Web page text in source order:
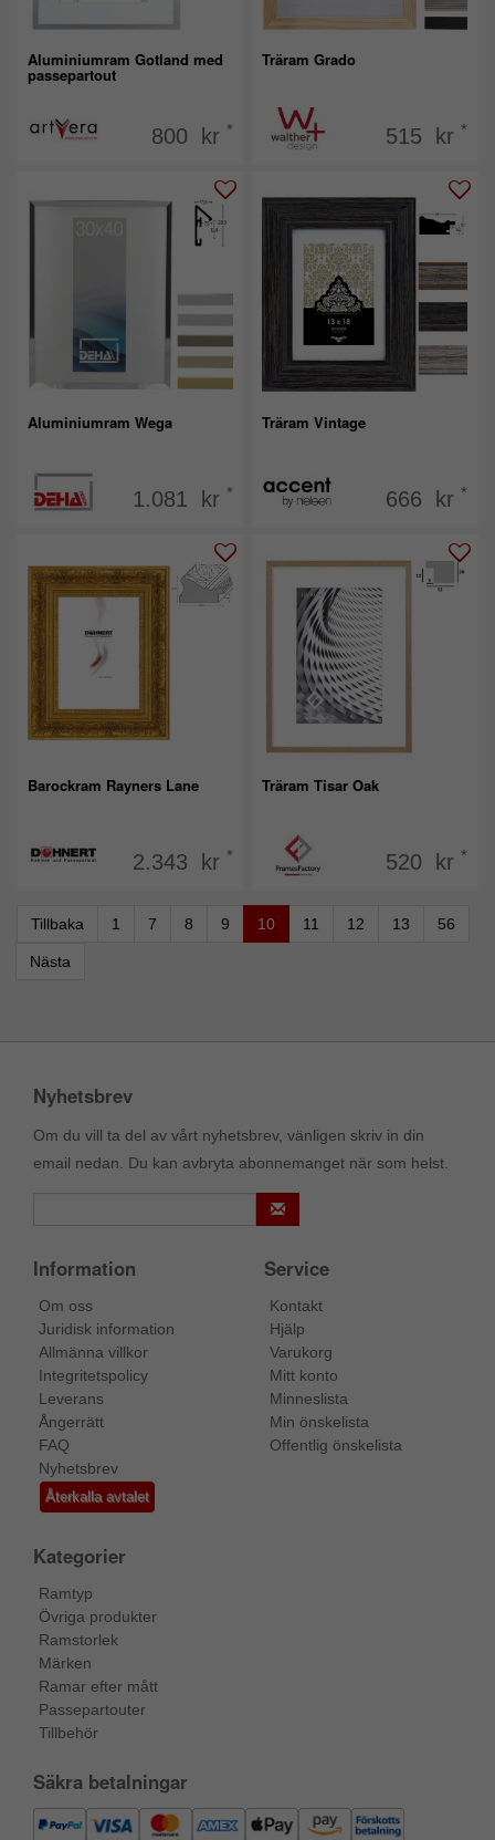
Aluminiumram Gotland med
passepartout
800 kr *
Träram Grado
515 kr *
Aluminiumram Wega
1.081 kr *
Träram Vintage
666 kr *
Barockram Rayners Lane
2.343 kr *
Träram Tisar Oak
520 kr *
Tillbaka 1 7 8 9 10 11 12 13 56
Nästa
Nyhetsbrev
Om du vill ta del av vårt nyhetsbrev, vänligen skriv in din
email nedan. Du kan avbryta abonnemanget när som helst.
Information
Om oss
Juridisk information
Allmänna villkor
Integritetspolicy
Leverans
Ångerrätt
FAQ
Nyhetsbrev
Återkalla avtalet
Service
Kontakt
Hjälp
Varukorg
Mitt konto
Minneslista
Min önskelista
Offentlig önskelista
Kategorier
Ramtyp
Övriga produkter
Ramstorlek
Märken
Ramar efter mått
Passepartouter
Tillbehör
Säkra betalningar